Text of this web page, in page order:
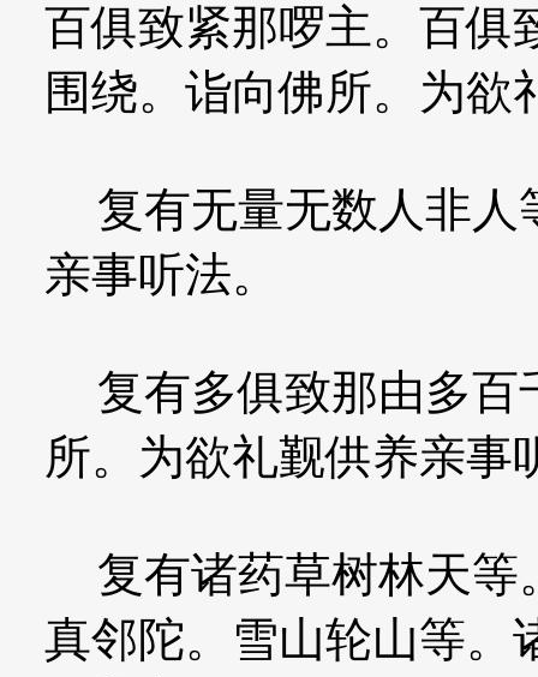
百俱致紧那啰主。百俱
围绕。诣向佛所。为欲
复有无量无数人非人
亲事听法。
复有多俱致那由多百
所。为欲礼觐供养亲事
复有诸药草树林天等
真邻陀。雪山轮山等。